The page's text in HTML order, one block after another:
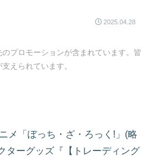
2025.04.28
プロモーションが含まれています。皆
えられています。
メ「ぼっち・ざ・ろっく!」(略
ターグッズ『【トレーディング